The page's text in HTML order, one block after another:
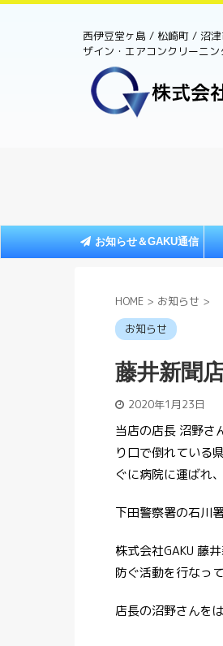
西伊豆堂ヶ島 / 松崎町 / 沼
ザイン・エアコンクリーニ
お知らせ＆GAKU通信
HOME > お知らせ >
お知らせ
藤井新聞
2020年1月23日
当店の店長 沼野さ
り口で倒れている
ぐに病院に運ばれ
下田警察署の石川
株式会社GAKU 藤
防ぐ活動を行なっ
店長の沼野さんを